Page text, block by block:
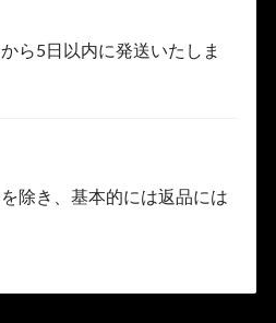
ら5日以内に発送いたしま
除き、基本的には返品には